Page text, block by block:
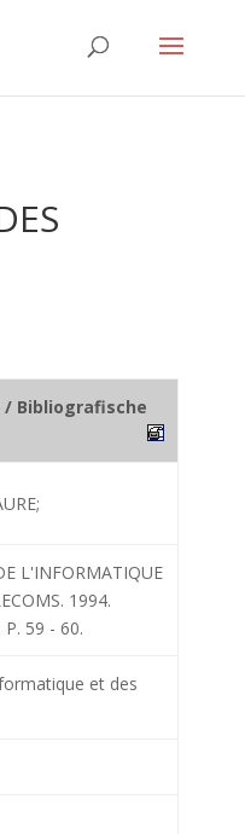
/ Bibliografische
L'INFORMATIQUE
1994.
P. 59 - 60.
et des